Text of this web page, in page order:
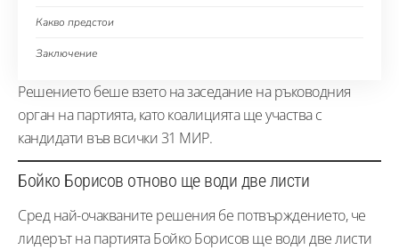
Какво предстои
Заключение
Решението беше взето на заседание на ръководния
орган на партията, като коалицията ще участва с
кандидати във всички 31 МИР.
Бойко Борисов отново ще води две листи
Сред най-очакваните решения бе потвърждението, че
лидерът на партията Бойко Борисов ще води две листи